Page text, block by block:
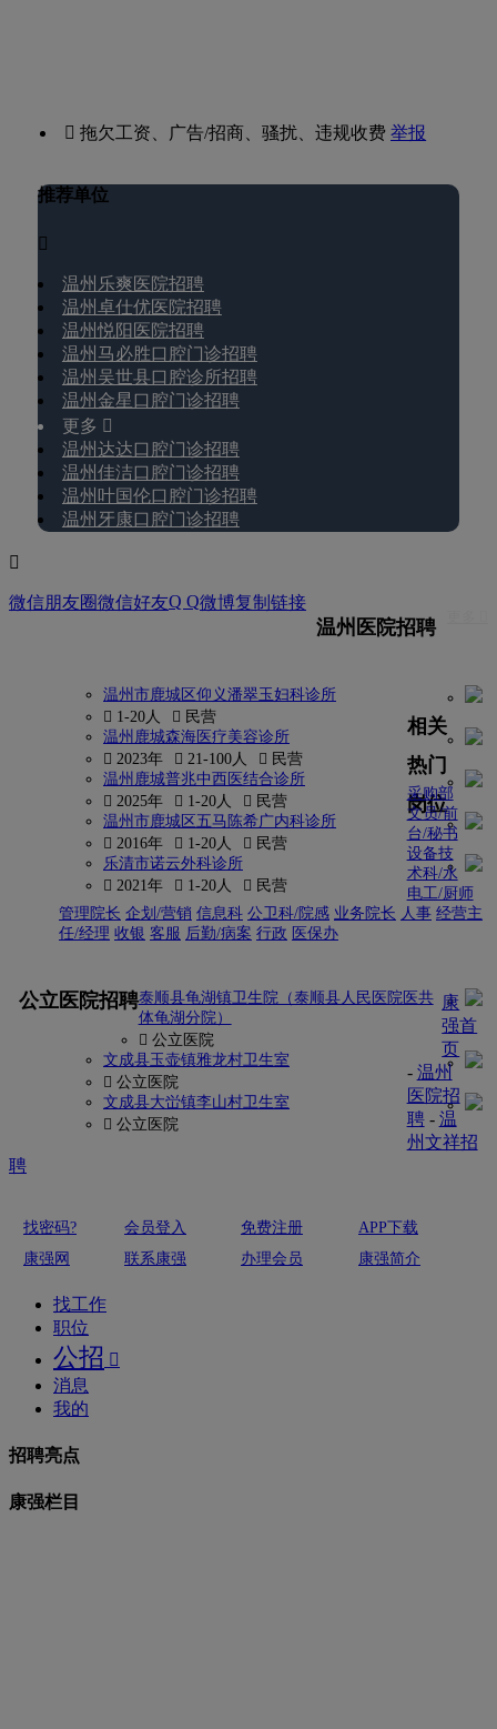
 拖欠工资、广告/招商、骚扰、违规收费举报
推荐单位

温州乐爽医院招聘
温州卓仕优医院招聘
温州悦阳医院招聘
温州马必胜口腔门诊招聘
温州吴世县口腔诊所招聘
温州金星口腔门诊招聘
更多 
温州达达口腔门诊招聘
温州佳洁口腔门诊招聘
温州叶国伦口腔门诊招聘
温州牙康口腔门诊招聘

微信朋友圈微信好友Q Q微博复制链接
温州医院招聘
温州市鹿城区仰义潘翠玉妇科诊所
 1-20人
 民营
温州鹿城森海医疗美容诊所
 2023年
 21-100人
 民营
温州鹿城普兆中西医结合诊所
 2025年
 1-20人
 民营
温州市鹿城区五马陈希广内科诊所
 2016年
 1-20人
 民营
乐清市诺云外科诊所
 2021年
 1-20人  民营
相关
热门
岗位
采购部
文员/前
台/秘书
设备技
术科/水
电工/厨师
管理院长 企划/营销 信息科 公卫科/院感 业务院长 人事 经营主
任/经理 收银 客服 后勤/病案 行政 医保办
公立医院招聘泰顺县龟湖镇卫生院（泰顺县人民医院医共
体龟湖分院）
 公立医院
文成县玉壶镇雅龙村卫生室
 公立医院
文成县大峃镇李山村卫生室
 公立医院
康
强首
页
- 温州
医院招
聘- 温
州文祥招
聘
找密码? 会员登入 免费注册
APP下载
康强网
联系康强 办理会员 康强简介
找工作
职位
公招 
消息
我的
招聘亮点
康强栏目